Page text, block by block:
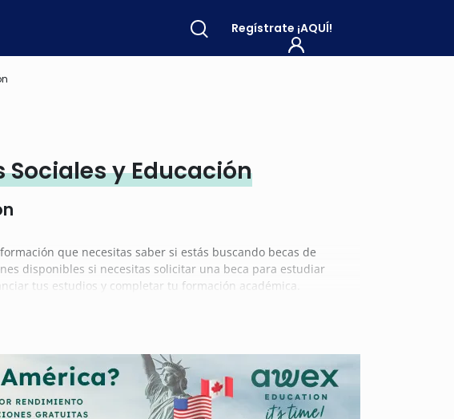
Regístrate ¡AQUÍ!
y Educación
que necesitas saber si estás buscando becas de
disponibles si necesitas solicitar una beca para estudiar
tus estudios y completar tu formación académica.